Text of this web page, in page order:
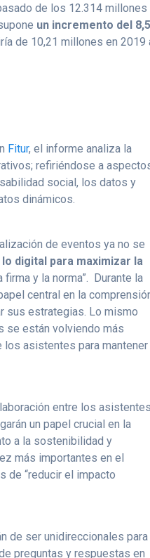
de los 12.314 millones
un incremento del
de 10,21 millones en 2019
Fitur, el informe analiza la
refiriéndose a
social, los datos y
dinámicos.
de eventos ya no se
digital para maximizar la
y la norma”. Durante la
central en la
sus estrategias. Lo mismo
se están volviendo más
asistentes para mantener
entre los
un papel crucial en la
a la sostenibilidad y
más importantes en el
de “reducir el impacto
de ser unidireccionales para
preguntas y respuestas en